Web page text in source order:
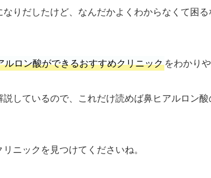
りだしたけど、なんだかよくわからなくて困
ルロン酸ができるおすすめクリニックをわかり
しているので、これだけ読めば鼻ヒアルロン
ニックを見つけてくださいね。